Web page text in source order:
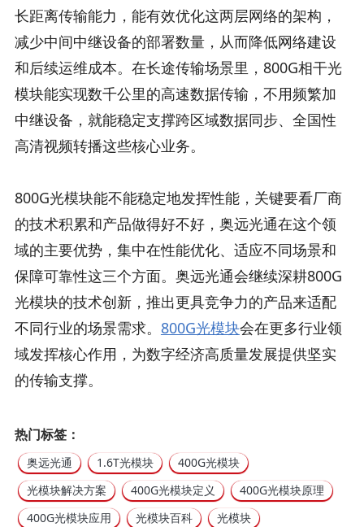
热门标签：
奥远光通 1.6T光模块
400G光模块
光模块解决方案
400G光模块定义
400G光模块原理
400G光模块应用
光模块百科
光模块
长距离传输能力，能有效优化这两层网络的架构，
减少中间中继设备的部署数量，从而降低网络建设
和后续运维成本。在长途传输场景里，800G相干光
模块能实现数千公里的高速数据传输，不用频繁加
中继设备，就能稳定支撑跨区域数据同步、全国性
高清视频转播这些核心业务。
800G光模块能不能稳定地发挥性能，关键要看厂商
的技术积累和产品做得好不好，奥远光通在这个领
域的主要优势，集中在性能优化、适应不同场景和
保障可靠性这三个方面。奥远光通会继续深耕800G
光模块的技术创新，推出更具竞争力的产品来适配
不同行业的场景需求。 800G光模块会在更多行业领
域发挥核心作用，为数字经济高质量发展提供坚实
的传输支撑。